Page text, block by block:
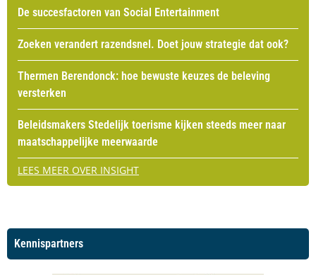
De succesfactoren van Social Entertainment
Zoeken verandert razendsnel. Doet jouw strategie dat ook?
Thermen Berendonck: hoe bewuste keuzes de beleving
versterken
Beleidsmakers Stedelijk toerisme kijken steeds meer naar
maatschappelijke meerwaarde
LEES MEER OVER INSIGHT
Kennispartners